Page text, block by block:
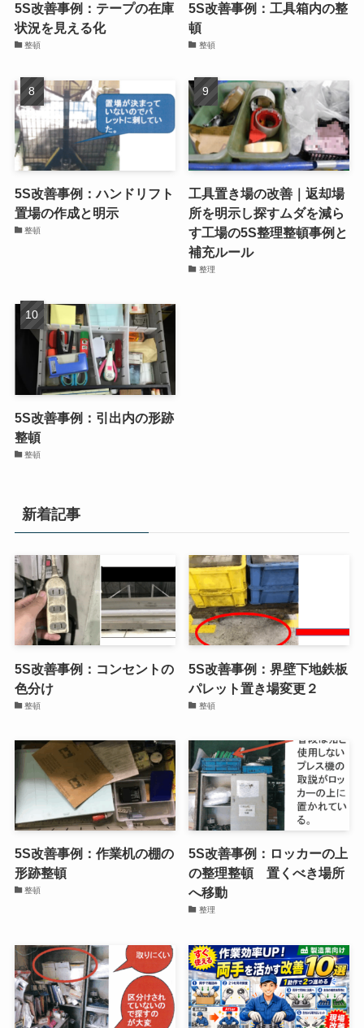
5S改善事例：テープの在庫
状況を見える化
整頓
5S改善事例：工具箱内の整
頓
整頓
5S改善事例：ハンドリフト
置場の作成と明示
整頓
工具置き場の改善｜返却場
所を明示し探すムダを減ら
す工場の5S整理整頓事例と
補充ルール
整理
5S改善事例：引出内の形跡
整頓
整頓
新着記事
5S改善事例：コンセントの
色分け
整頓
5S改善事例：界壁下地鉄板
パレット置き場変更２
整頓
5S改善事例：作業机の棚の
形跡整頓
整頓
5S改善事例：ロッカーの上
の整理整頓 置くべき場所
へ移動
整理